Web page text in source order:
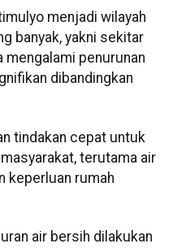
menjadi wilayah
banyak, yakni sekitar
mengalami penurunan
dibandingkan
tindakan cepat untuk
terutama air
keperluan rumah
air bersih dilakukan